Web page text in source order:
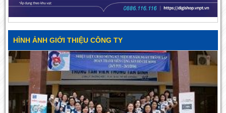
HÌNH ẢNH GIỚI THIỆU CÔNG TY